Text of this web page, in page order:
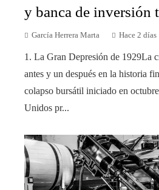
y banca de inversión
García Herrera Marta Hace 2 días
1. La Gran Depresión de 1929La
antes y un después en la historia
colapso bursátil iniciado en
Unidos pr...